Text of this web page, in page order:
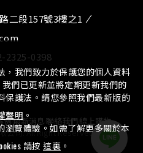
二段157號3樓之1
2325-0398
例⁄最新消息 聯絡我們 線上購物
公司. All Right Reserved.
，我們致力於保護您的個人資料
們已更新並將定期更新我們的
保護法。請您參照我們最新版的
聲明 。
瀏覽體驗。如需了解更多關於本
請按 這裏 。